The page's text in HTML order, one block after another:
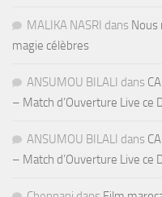
MALIKA NASRI dans Nous
magie célèbres
ANSUMOU BILALI dans
– Match d’Ouverture Live ce
ANSUMOU BILALI dans
– Match d’Ouverture Live ce